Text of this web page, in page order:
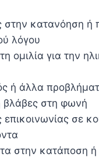
στην κατανόηση ή
λόγου
ομιλία για την
ή άλλα
βλάβες στη φωνή
επικοινωνίας σε
στην κατάποση ή